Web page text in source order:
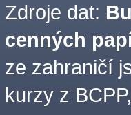
Zdroje dat:
cenných
ze zahraničí
kurzy z